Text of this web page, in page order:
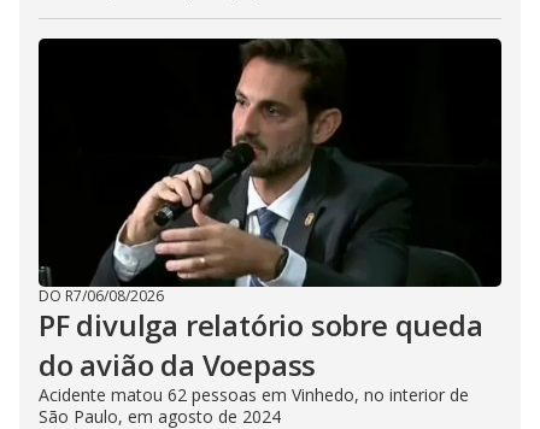
DO R7/06/08/2026
PF divulga relatório sobre queda
do avião da Voepass
Acidente matou 62 pessoas em Vinhedo, no interior de
São Paulo, em agosto de 2024